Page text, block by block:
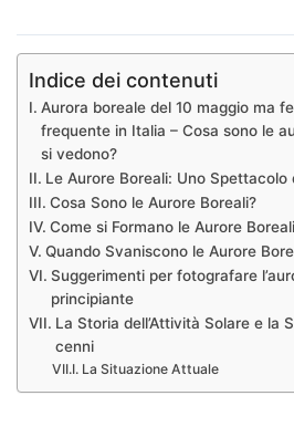
Indice dei contenuti
Aurora boreale del 10 maggio ma
frequente in Italia – Cosa sono le
si vedono?
Le Aurore Boreali: Uno Spettacolo
Cosa Sono le Aurore Boreali?
Come si Formano le Aurore
Quando Svaniscono le Aurore
Suggerimenti per fotografare
principiante
La Storia dell’Attività Solare e la
cenni
La Situazione Attuale